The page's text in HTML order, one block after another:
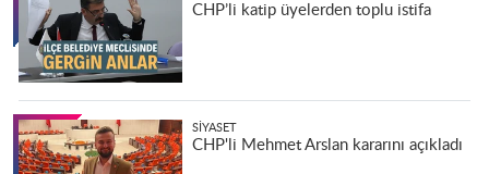
CHP’li katip üyelerden toplu istifa
SIYASET
CHP'li Mehmet Arslan kararını açıkladı